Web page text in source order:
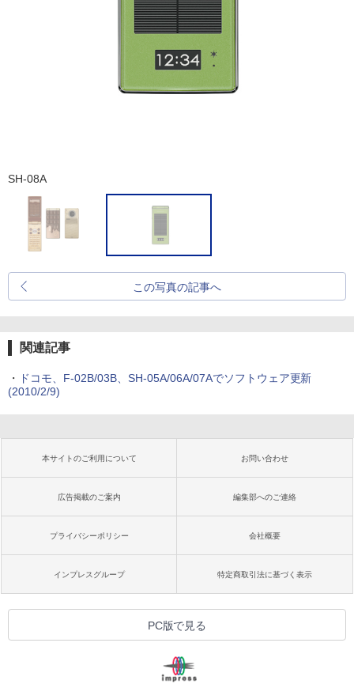
SH-08A
この写真の記事へ
関連記事
・
ドコモ、F-02B/03B、SH-05A/06A/07Aでソフトウェア更新
(2010/2/9)
本サイトのご利用について お問い合わせ
広告掲載のご案内 編集部へのご連絡
プライバシーポリシー 会社概要
インプレスグループ 特定商取引法に基づく表示
PC版で見る